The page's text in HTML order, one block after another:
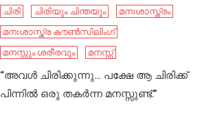
ചിരി
ചിരിയും ചിന്തയും
മനഃശാസ്ത്രം
മനഃശാസ്ത്ര കൗൺസിലിംഗ്
മനസ്സും ശരീരവും
മനസ്സ്
“അവൾ ചിരിക്കുന്നു… പക്ഷേ ആ ചിരിക്ക്
പിന്നിൽ ഒരു തകർന്ന മനസ്സുണ്ട്.”